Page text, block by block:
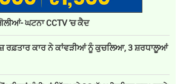
ਘਟਨਾ CCTV 'ਚ ਕੈਦ
ਰਫ਼ਤਾਰ ਕਾਰ ਨੇ ਕਾਂਵੜੀਆਂ ਨੂੰ ਕੁਚਲਿਆ, 3 ਸ਼ਰਧਾਲੂਆਂ